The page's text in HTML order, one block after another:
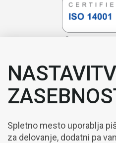
Spletno mesto uporablja
za delovanje, dodatni pa